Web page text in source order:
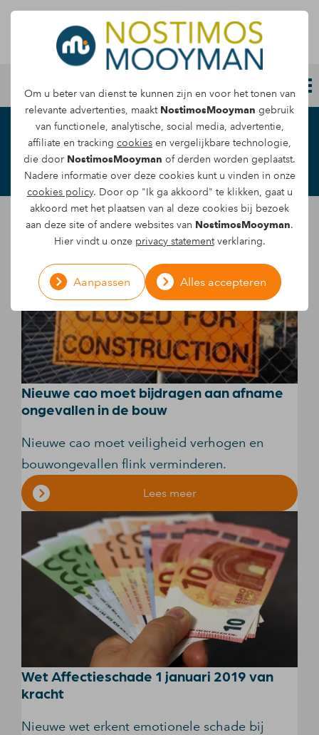
Om u beter van dienst te kunnen zijn en voor het tonen van
relevante advertenties, maakt NostimosMooyman gebruik
van functionele, analytische, social media, advertentie,
affiliate en tracking cookies en vergelijkbare technologie,
die door NostimosMooyman of derden worden geplaatst.
Nadere informatie over deze cookies kunt u vinden in onze
cookies policy. Door op "Ik ga akkoord" te klikken, gaat u
akkoord met het plaatsen van al deze cookies bij bezoek
aan deze site of andere websites van NostimosMooyman.
Hier vindt u onze privacy statementverklaring.
Aanpassen Alles accepteren
Letselschade melden
Nieuws
Nieuwe cao moet bijdragen aan afname
ongevallen in de bouw
Nieuwe cao moet veiligheid verhogen en
bouwongevallen flink verminderen.
Lees meer
Wet Affectieschade 1 januari 2019 van
kracht
Nieuwe wet erkent emotionele schade bij